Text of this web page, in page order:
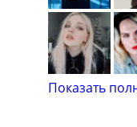
Показать